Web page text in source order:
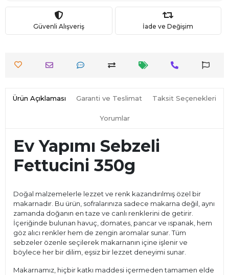
Güvenli Alışveriş İade ve Değişim
Ürün Açıklaması Garanti ve Teslimat Taksit Seçenekleri
Yorumlar
Ev Yapımı Sebzeli
Fettucini 350g
Doğal malzemelerle lezzet ve renk kazandırılmış özel bir
makarnadır. Bu ürün, sofralarınıza sadece makarna değil, aynı
zamanda doğanın en taze ve canlı renklerini de getirir.
İçeriğinde bulunan havuç, domates, pancar ve ıspanak, hem
göz alıcı renkler hem de zengin aromalar sunar. Tüm
sebzeler özenle seçilerek makarnanın içine işlenir ve
böylece her bir dilim, eşsiz bir lezzet deneyimi sunar.
Makarnamız, hiçbir katkı maddesi içermeden tamamen elde